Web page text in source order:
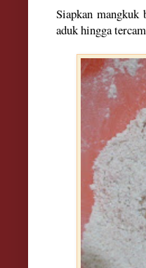
Siapkan mangkuk
aduk hingga